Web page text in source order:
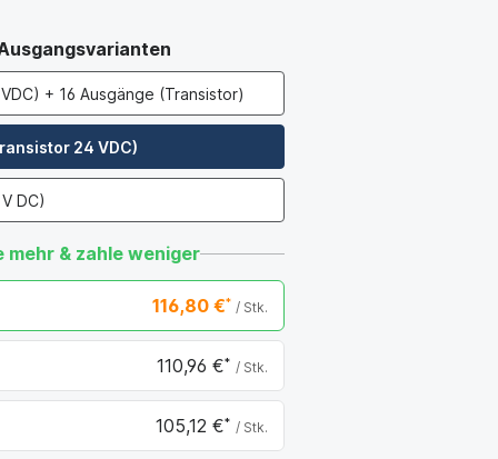
mehr & zahle weniger
116,80 €* / Stk.
€
110,96 €* / Stk.
€
105,12 €* / Stk.
+ 16 Ausgänge (Transistor)
24 VDC)
DC)